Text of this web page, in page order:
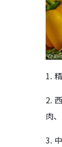
1.
2.
肉
3.